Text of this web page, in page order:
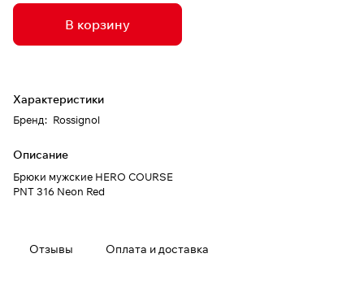
В корзину
Характеристики
Бренд: Rossignol
Описание
Брюки мужские HERO COURSE
PNT 316 Neon Red
Отзывы Оплата и доставка